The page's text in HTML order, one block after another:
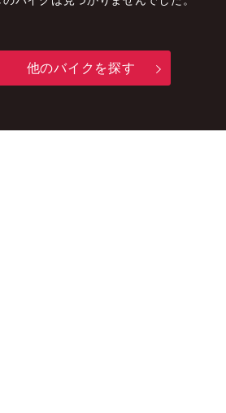
他のバイクを探す